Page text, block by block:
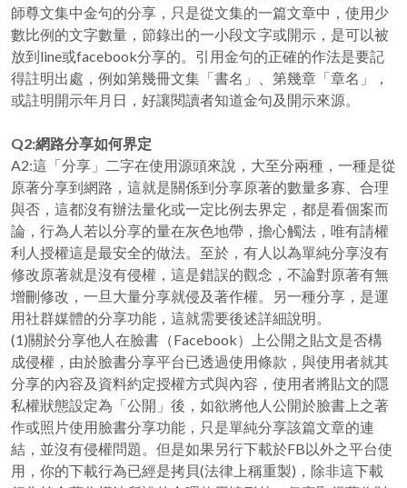
師尊文集中金句的分享，只是從文集的一篇文章中，使用少
數比例的文字數量，節錄出的一小段文字或開示，是可以被
放到line或facebook分享的。引用金句的正確的作法是要記
得註明出處，例如第幾冊文集「書名」、第幾章「章名」，
或註明開示年月日，好讓閱讀者知道金句及開示來源。
Q2:網路分享如何界定
A2:這「分享」二字在使用源頭來說，大至分兩種，一種是從
原著分享到網路，這就是關係到分享原著的數量多寡、合理
與否，這都沒有辦法量化或一定比例去界定，都是看個案而
論，行為人若以分享的量在灰色地帶，擔心觸法，唯有請權
利人授權這是最安全的做法。至於，有人以為單純分享沒有
修改原著就是沒有侵權，這是錯誤的觀念，不論對原著有無
增刪修改，一旦大量分享就侵及著作權。另一種分享，是運
用社群媒體的分享功能，這就需要後述詳細說明。
(1)關於分享他人在臉書（Facebook）上公開之貼文是否構
成侵權，由於臉書分享平台已透過使用條款，與使用者就其
分享的內容及資料約定授權方式與內容，使用者將貼文的隱
私權狀態設定為「公開」後，如欲將他人公開於臉書上之著
作或照片使用臉書分享功能，只是單純分享該篇文章的連
結，並沒有侵權問題。但是如果另行下載於FB以外之平台使
用，你的下載行為已經是拷貝(法律上稱重製)，除非這下載